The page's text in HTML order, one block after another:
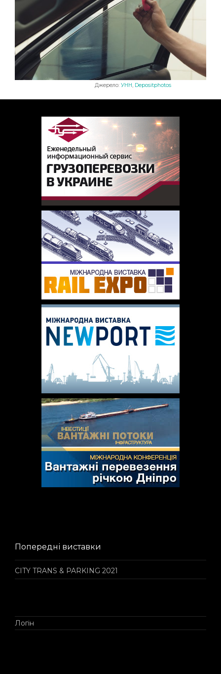
Джерело: УНН, Depositphotos
Попередні виставки
CITY TRANS & PARKING 2021
Логін